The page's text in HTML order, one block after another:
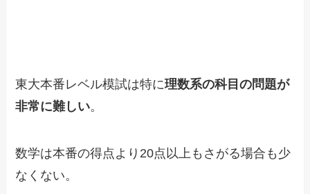
東大本番レベル模試は特に理数系の科目の問題が
非常に難しい。
数学は本番の得点より20点以上もさがる場合も少
なくない。